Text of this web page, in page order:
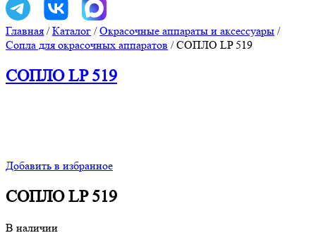
Главная /Каталог /Окрасочные аппараты и аксессуары /
Сопла для окрасочных аппаратов /СОПЛО LP 519
СОПЛО LP 519
Добавить в избранное
СОПЛО LP 519
В наличии